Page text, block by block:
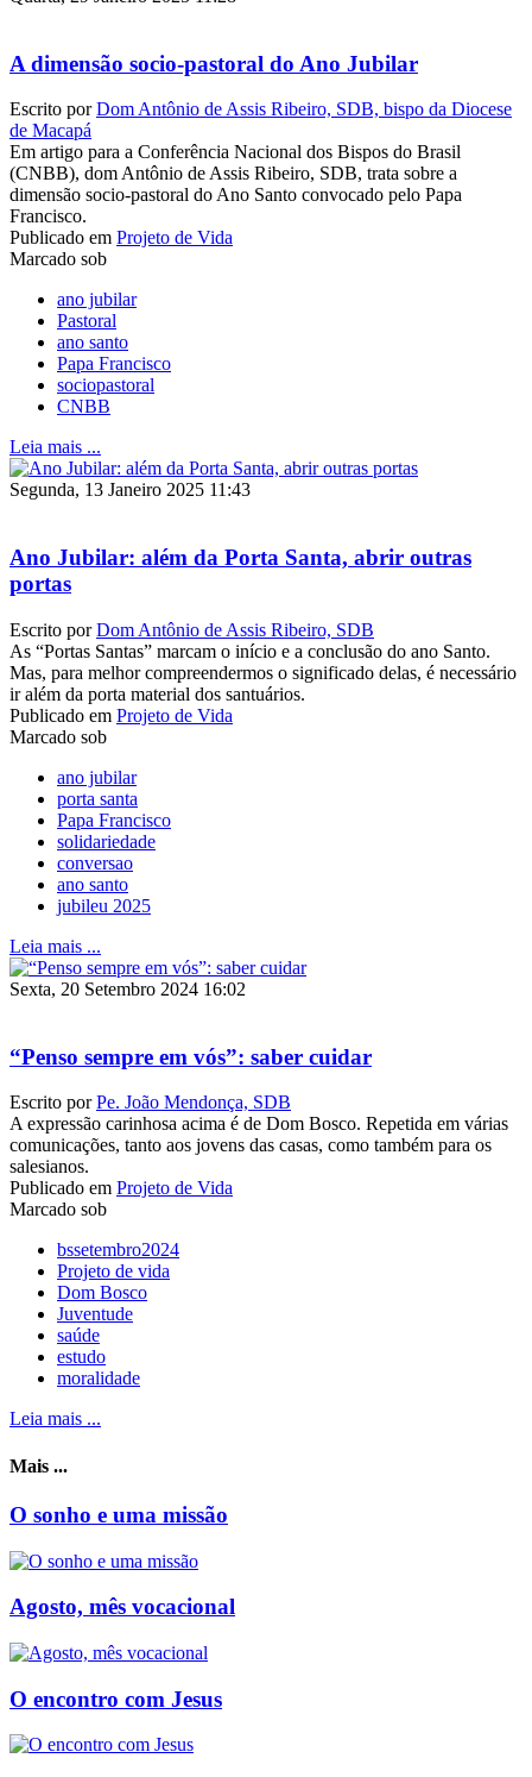
A dimensão socio-pastoral do Ano Jubilar
Escrito porDom Antônio de Assis Ribeiro, SDB, bispo da Diocese
de Macapá
Em artigo para a Conferência Nacional dos Bispos do Brasil
(CNBB), dom Antônio de Assis Ribeiro, SDB, trata sobre a
dimensão socio-pastoral do Ano Santo convocado pelo Papa
Francisco.
Publicado em Projeto de Vida
Marcado sob
ano jubilar
Pastoral
ano santo
Papa Francisco
sociopastoral
CNBB
Leia mais ...
Segunda, 13 Janeiro 2025 11:43
Ano Jubilar: além da Porta Santa, abrir outras
portas
Escrito porDom Antônio de Assis Ribeiro, SDB
As “Portas Santas” marcam o início e a conclusão do ano Santo.
Mas, para melhor compreendermos o significado delas, é necessário
ir além da porta material dos santuários.
Publicado em Projeto de Vida
Marcado sob
ano jubilar
porta santa
Papa Francisco
solidariedade
conversao
ano santo
jubileu 2025
Leia mais ...
Sexta, 20 Setembro 2024 16:02
“Penso sempre em vós”: saber cuidar
Escrito porPe. João Mendonça, SDB
A expressão carinhosa acima é de Dom Bosco. Repetida em várias
comunicações, tanto aos jovens das casas, como também para os
salesianos.
Publicado em Projeto de Vida
Marcado sob
bssetembro2024
Projeto de vida
Dom Bosco
Juventude
saúde
estudo
moralidade
Leia mais ...
Mais ...
O sonho e uma missão
Agosto, mês vocacional
O encontro com Jesus